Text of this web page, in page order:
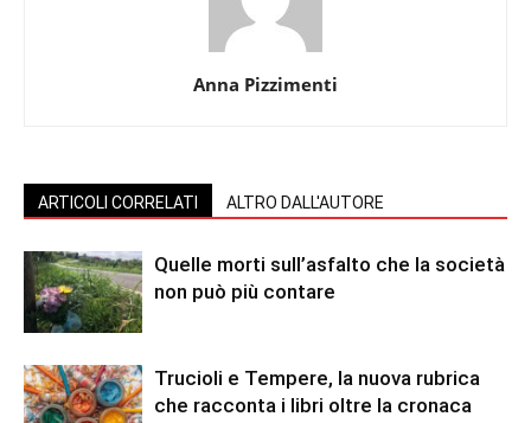
Anna Pizzimenti
ARTICOLI CORRELATI ALTRO DALL'AUTORE
Quelle morti sull’asfalto che la società
non può più contare
Trucioli e Tempere, la nuova rubrica
che racconta i libri oltre la cronaca